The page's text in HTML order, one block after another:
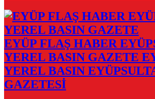
EYÜP FLAŞ HABER
YEREL BASIN GAZETE
YEREL BASIN
GAZETESİ